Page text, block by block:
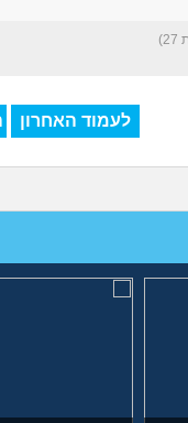
לעמוד האחרון